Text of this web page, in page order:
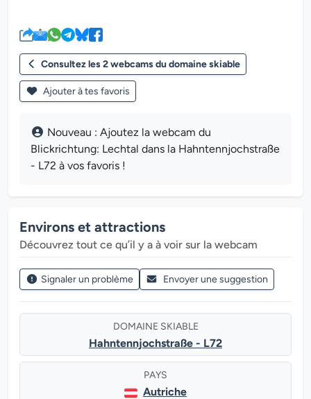
Consultez les 2 webcams du domaine skiable
Ajouter à tes favoris
Nouveau : Ajoutez la webcam du
Blickrichtung: Lechtal dans la Hahntennjochstraße
- L72 à vos favoris !
Environs et attractions
Découvrez tout ce qu’il y a à voir sur la webcam
Signaler un problème Envoyer une suggestion
DOMAINE SKIABLE
Hahntennjochstraße - L72
PAYS
Autriche